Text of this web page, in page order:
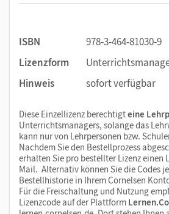
ISBN
978-3-464-81030-9
Lizenzform
Hinweis
sofort verfügbar
Diese Einzellizenz berechtigteine
Unterrichtsmanagers, solange das
kann nur von Lehrpersonen bzw.
Nachdem Sie den Bestellprozess
erhalten Sie pro bestellter Lizenz einen
Mail. Alternativ können Sie die Codes
Bestellhistorie in Ihrem Cornelsen
Für die Freischaltung und Nutzung
Lizenzcode auf der Plattform